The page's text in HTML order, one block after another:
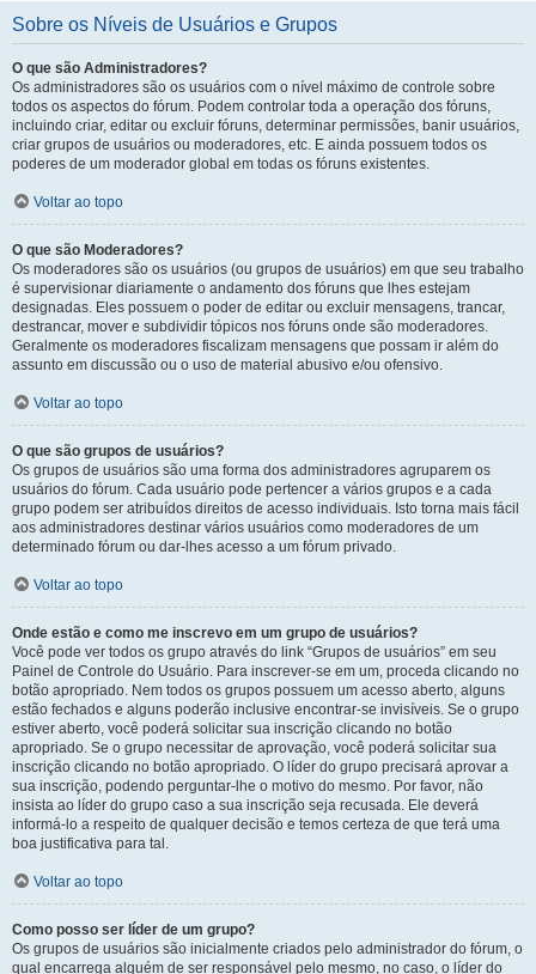
Sobre os Níveis de Usuários e Grupos
O que são Administradores?
Os administradores são os usuários com o nível máximo de controle sobre
todos os aspectos do fórum. Podem controlar toda a operação dos fóruns,
incluindo criar, editar ou excluir fóruns, determinar permissões, banir usuários,
criar grupos de usuários ou moderadores, etc. E ainda possuem todos os
poderes de um moderador global em todas os fóruns existentes.
Voltar ao topo
O que são Moderadores?
Os moderadores são os usuários (ou grupos de usuários) em que seu trabalho
é supervisionar diariamente o andamento dos fóruns que lhes estejam
designadas. Eles possuem o poder de editar ou excluir mensagens, trancar,
destrancar, mover e subdividir tópicos nos fóruns onde são moderadores.
Geralmente os moderadores fiscalizam mensagens que possam ir além do
assunto em discussão ou o uso de material abusivo e/ou ofensivo.
Voltar ao topo
O que são grupos de usuários?
Os grupos de usuários são uma forma dos administradores agruparem os
usuários do fórum. Cada usuário pode pertencer a vários grupos e a cada
grupo podem ser atribuídos direitos de acesso individuais. Isto torna mais fácil
aos administradores destinar vários usuários como moderadores de um
determinado fórum ou dar-lhes acesso a um fórum privado.
Voltar ao topo
Onde estão e como me inscrevo em um grupo de usuários?
Você pode ver todos os grupo através do link “Grupos de usuários” em seu
Painel de Controle do Usuário. Para inscrever-se em um, proceda clicando no
botão apropriado. Nem todos os grupos possuem um acesso aberto, alguns
estão fechados e alguns poderão inclusive encontrar-se invisíveis. Se o grupo
estiver aberto, você poderá solicitar sua inscrição clicando no botão
apropriado. Se o grupo necessitar de aprovação, você poderá solicitar sua
inscrição clicando no botão apropriado. O líder do grupo precisará aprovar a
sua inscrição, podendo perguntar-lhe o motivo do mesmo. Por favor, não
insista ao líder do grupo caso a sua inscrição seja recusada. Ele deverá
informá-lo a respeito de qualquer decisão e temos certeza de que terá uma
boa justificativa para tal.
Voltar ao topo
Como posso ser líder de um grupo?
Os grupos de usuários são inicialmente criados pelo administrador do fórum, o
qual encarrega alguém de ser responsável pelo mesmo, no caso, o líder do